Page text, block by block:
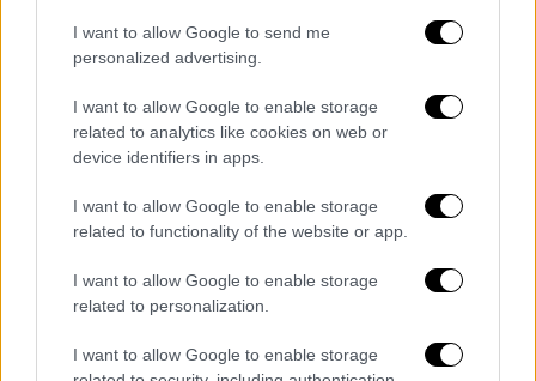
I want to allow Google to send me
personalized advertising.
I want to allow Google to enable storage
related to analytics like cookies on web or
device identifiers in apps.
I want to allow Google to enable storage
related to functionality of the website or app.
I want to allow Google to enable storage
related to personalization.
I want to allow Google to enable storage
κυβέρνηση. Το περίφημο 7Α. Το παίρνουμε
με απαλλοτρίωση το 70% της αξίας και αν
θες πας στο δικαστήριο και το παίρνεις. Η
τιμή βγαίνει από το δικαστήριο.
Το δικαστήριο δυστυχώς άργησε. Για αυτό
και ολοκληρώθηκαν τώρα όλες οι
απαλλοτριώσεις. Τα μέτωπα δεν είναι για το
γήπεδο, το γήπεδο προχωράει και γενικά τα
τρία γήπεδα προχωράνε. Τα μέτωπα είναι τα
συνοδάτα έργα. Τρέχουμε σαν τρελοί. Το